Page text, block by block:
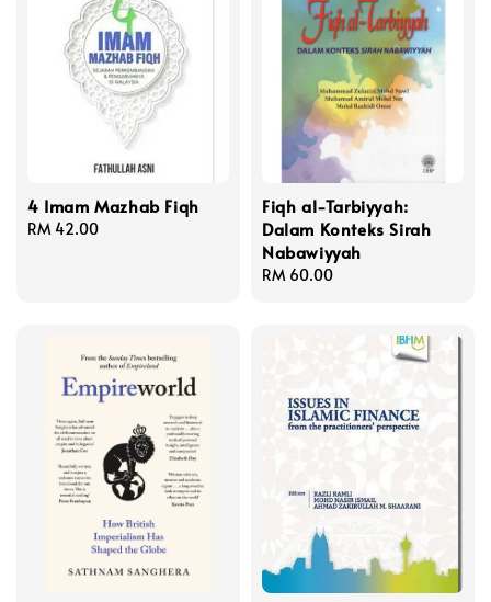
4 Imam Mazhab Fiqh
Regular
RM 42.00
Fiqh al-Tarbiyyah:
Dalam Konteks Sirah
Nabawiyyah
Regular
RM 60.00